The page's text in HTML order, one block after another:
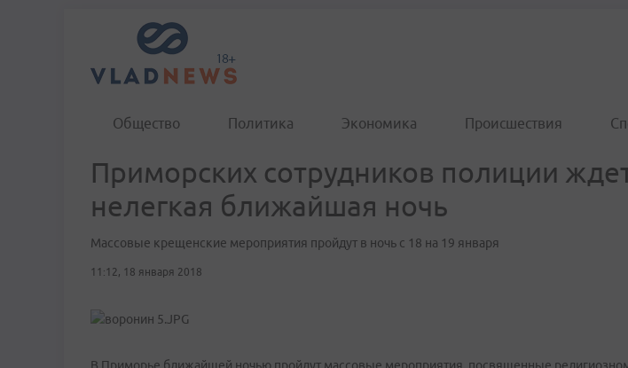
Общество Политика Экономика Происшествия
Приморских сотрудников полиции
нелегкая ближайшая ночь
Массовые крещенские мероприятия пройдут в ночь с 18 на 19 января
11:12, 18 января 2018